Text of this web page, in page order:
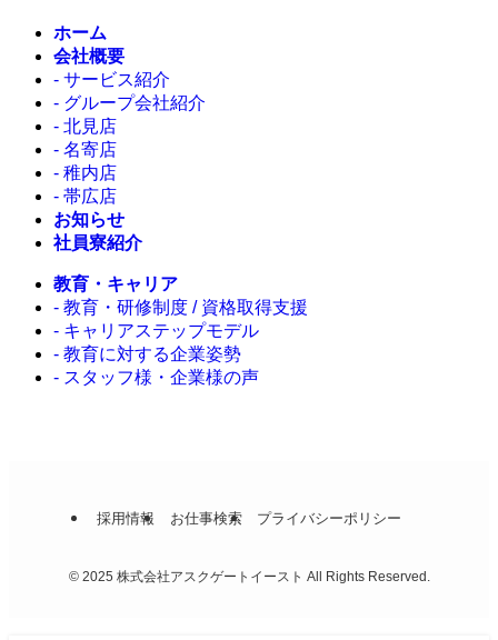
ホーム
会社概要
- サービス紹介
- グループ会社紹介
- 北見店
- 名寄店
- 稚内店
- 帯広店
お知らせ
社員寮紹介
教育・キャリア
- 教育・研修制度 / 資格取得支援
- キャリアステップモデル
- 教育に対する企業姿勢
- スタッフ様・企業様の声
採用情報 お仕事検索 プライバシーポリシー
©2025 株式会社アスクゲートイースト All Rights Reserved.